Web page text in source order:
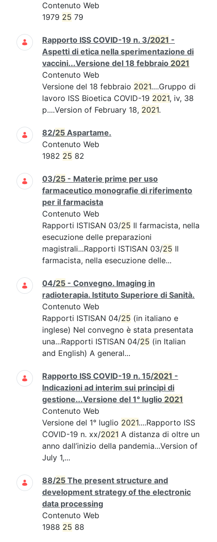
Contenuto Web
1979 25 79
Rapporto ISS COVID-19 n. 3/2021 -
Aspetti di etica nella sperimentazione di
vaccini...Versione del 18 febbraio 2021
Contenuto Web
Versione del 18 febbraio 2021....Gruppo di
lavoro ISS Bioetica COVID-19 2021, iv, 38
p....Version of February 18, 2021.
82/25 Aspartame.
Contenuto Web
1982 25 82
03/25 - Materie prime per uso
farmaceutico monografie di riferimento
per il farmacista
Contenuto Web
Rapporti ISTISAN 03/25 Il farmacista, nella
esecuzione delle preparazioni
magistrali...Rapporti ISTISAN 03/25 Il
farmacista, nella esecuzione delle...
04/25 - Convegno. Imaging in
radioterapia. Istituto Superiore di Sanità.
Contenuto Web
Rapporti ISTISAN 04/25 (in italiano e
inglese) Nel convegno è stata presentata
una...Rapporti ISTISAN 04/25 (in Italian
and English) A general...
Rapporto ISS COVID-19 n. 15/2021 -
Indicazioni ad interim sui principi di
gestione...Versione del 1° luglio 2021
Contenuto Web
Versione del 1° luglio 2021....Rapporto ISS
COVID-19 n. xx/2021 A distanza di oltre un
anno dall’inizio della pandemia...Version of
July 1,...
88/25 The present structure and
development strategy of the electronic
data processing
Contenuto Web
1988 25 88